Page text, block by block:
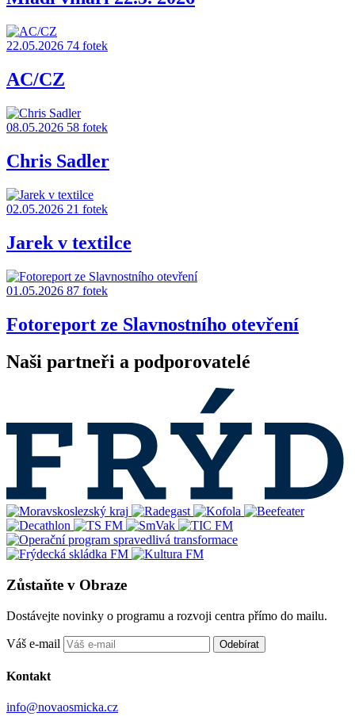
22.05.2026 74 fotek
AC/CZ
08.05.2026 58 fotek
Chris Sadler
02.05.2026 21 fotek
Jarek v textilce
01.05.2026 87 fotek
Fotoreport ze Slavnostního otevření
Naši partneři a podporovatelé
Zůstaňte v Obraze
Dostávejte novinky o programu a rozvoji centra přímo do mailu.
Váš e-mail Odebírat
Kontakt
info@novaosmicka.cz